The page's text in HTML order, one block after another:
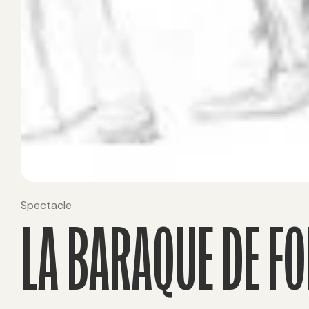
Spectacle
LA BARAQUE DE